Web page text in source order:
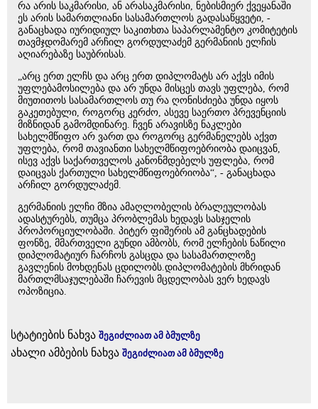
რა არის საკმარისი, ან არასაკმარისი, ნებისმიერ ქვეყანაში
ეს არის სამართლიანი სასამართლოს გადასაწყვეტი, -
განაცხადა იურიდიულ საკითხთა საპარლამენტო კომიტეტის
თავმჯდომარემ არჩილ გორდულაძემ გერმანიის ელჩის
აღიარებაზე საუბრისას.
„არც ერთ ელჩს და არც ერთ დიპლომატს არ აქვს იმის
უფლებამოსილება და არ უნდა მისცეს თავს უფლება, რომ
მიუთითოს სასამართლოს თუ რა ღონისძიება უნდა იყოს
გაკეთებული, როგორც კერძო, ასევე საერთო პრევენციის
მიზნიდან გამომდინარე. ჩვენ არავისზე ნაკლები
სახელმწიფო არ ვართ და როგორც გერმანელებს აქვთ
უფლება, რომ თავიანთი სახელმწიფოებრიობა დაიცვან,
ისევ აქვს საქართველოს კანონმდებელს უფლება, რომ
დაიცვას ქართული სახელმწიფოებრიობა“, - განაცხადა
არჩილ გორდულაძემ.
გერმანიის ელჩი მზია ამაღლობელის ბრალეულობას
ადასტურებს, თუმცა პრობლემას ხედავს სასჯელის
პროპორციულობაში. პიტერ ფიშერის ამ განცხადების
ფონზე, მმართველი გუნდი ამბობს, რომ ელჩების ნაწილი
დიპლომატიურ ჩარჩოს გასცდა და სასამართლოზე
გავლენის მოხდენას ცდილობს.დიპლომატების მხრიდან
მართლმსაჯულებაში ჩარევის მცდელობას ვერ ხედავს
ოპოზიცია.
სტატიების ნახვა შეგიძლიათ ამ ბმულზე
ახალი ამბების ნახვა შეგიძლიათ ამ ბმულზე